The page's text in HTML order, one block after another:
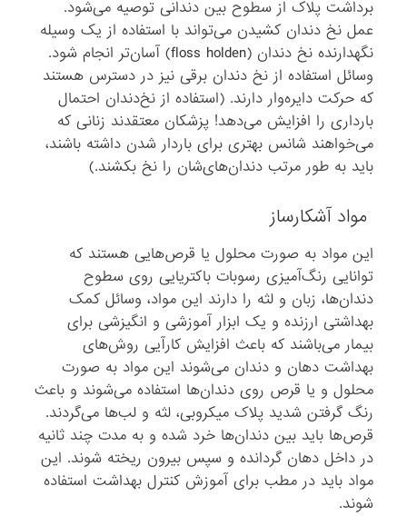
برداشت پلاک از سطوح بین دندانی توصیه می‌شود.
عمل نخ دندان کشیدن می‌تواند با استفاده از یک وسیله
نگهدارنده نخ دندان (floss holden) آسان‌تر انجام شود.
وسائل استفاده از نخ دندان برقی نیز در دسترس هستند
که حرکت دایره‌وار دارند. (استفاده از نخ‌دندان احتمال
بارداری را افزایش می‌دهد! پزشکان معتقدند زنانی که
می‌خواهند شانس بهتری برای باردار شدن داشته باشند،
باید به طور مرتب دندان‌های‌شان را نخ بکشند.)
مواد آشکارساز
این مواد به صورت محلول یا قرص‌هایی هستند که
توانایی رنگ‌آمیزی رسوبات باکتریایی روی سطوح
دندان‌ها، زبان و لثه را دارند این مواد، وسائل کمک
بهداشتی ارزنده و یک ابزار آموزشی و انگیزشی برای
بیمار می‌باشند که باعث افزایش کارآیی روش‌های
بهداشت دهان و دندان می‌شوند این مواد به صورت
محلول و یا قرص روی دندان‌ها استفاده می‌شوند و باعث
رنگ گرفتن شدید پلاک میکروبی، لثه و لب‌ها می‌گردند.
قرص‌ها باید بین دندان‌ها خرد شده و به مدت چند ثانیه
در داخل دهان گردانده و سپس بیرون ریخته شوند. این
مواد باید در مطب برای آموزش کنترل بهداشت استفاده
شوند.